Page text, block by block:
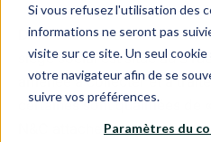
Si vous refusez l'utilisation des
informations ne seront pas
visite sur ce site. Un seul cookie
votre navigateur afin de se
suivre vos préférences.
Paramètres du
Dans le cadre de son
siège social est situé au 5
amenée à collecter et à
certaines sont qualifiées de
N&C attache une grande